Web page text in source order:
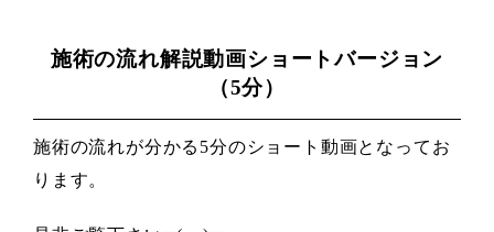
施術の流れ解説動画ショートバージョン
（5分）
施術の流れが分かる5分のショート動画となってお
ります。